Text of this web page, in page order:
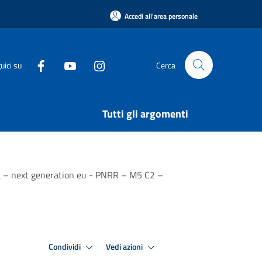
Accedi all'area personale
su Cerca
Tutti gli argomenti
next generation eu - PNRR – M5 C2 –
Condividi Vedi azioni